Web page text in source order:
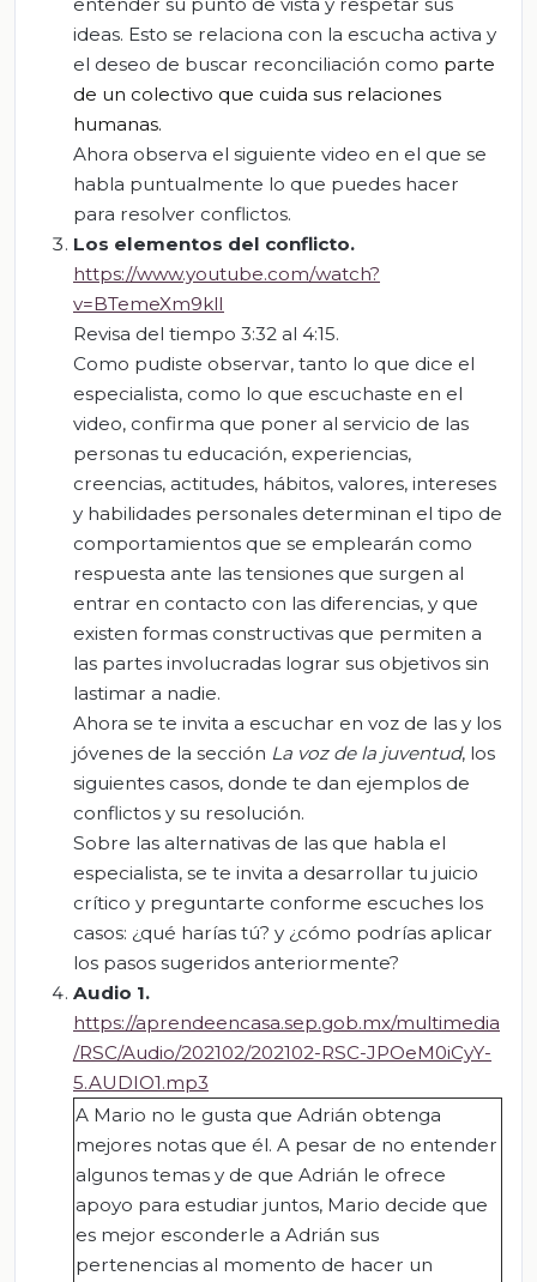
ideas. Esto se relaciona con la escucha activa y
el deseo de buscar reconciliación como parte
de un colectivo que cuida sus relaciones
humanas.
Ahora observa el siguiente video en el que se
habla puntualmente lo que puedes hacer
para resolver conflictos.
Los elementos del conflicto.
https://www.youtube.com/watch?
v=BTemeXm9klI
Revisa del tiempo 3:32 al 4:15.
Como pudiste observar, tanto lo que dice el
especialista, como lo que escuchaste en el
video, confirma que poner al servicio de las
personas tu educación, experiencias,
creencias, actitudes, hábitos, valores, intereses
y habilidades personales determinan el tipo de
comportamientos que se emplearán como
respuesta ante las tensiones que surgen al
entrar en contacto con las diferencias, y que
existen formas constructivas que permiten a
las partes involucradas lograr sus objetivos sin
lastimar a nadie.
Ahora se te invita a escuchar en voz de las y los
jóvenes de la sección La voz de la juventud, los
siguientes casos, donde te dan ejemplos de
conflictos y su resolución.
Sobre las alternativas de las que habla el
especialista, se te invita a desarrollar tu juicio
crítico y preguntarte conforme escuches los
casos: ¿qué harías tú? y ¿cómo podrías aplicar
los pasos sugeridos anteriormente?
Audio 1.
https://aprendeencasa.sep.gob.mx/multimedia
/RSC/Audio/202102/202102-RSC-JPOeM0iCyY-
5.AUDIO1.mp3
A Mario no le gusta que Adrián obtenga
mejores notas que él. A pesar de no entender
algunos temas y de que Adrián le ofrece
apoyo para estudiar juntos, Mario decide que
es mejor esconderle a Adrián sus
pertenencias al momento de hacer un